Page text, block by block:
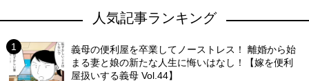
人気記事ランキング
義母の便利屋を卒業してノーストレス！ 離婚から始
まる妻と娘の新たな人生に悔いはなし！【嫁を便利
屋扱いする義母 Vol.44】